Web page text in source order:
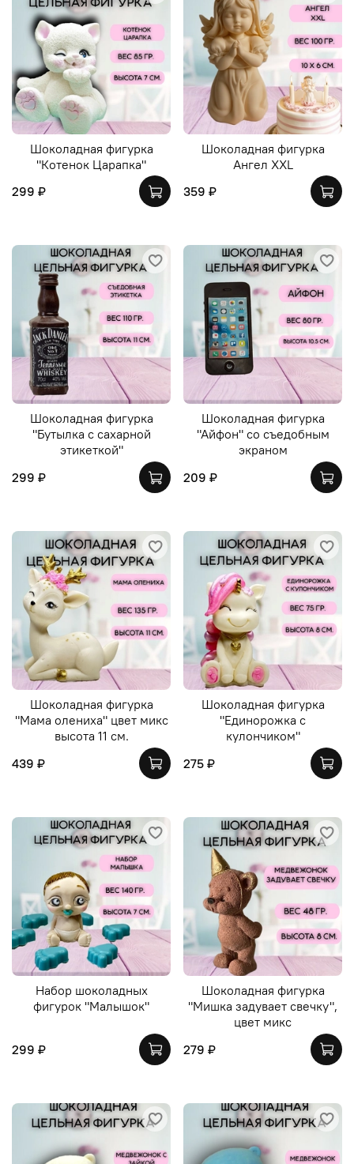
Шоколадная фигурка
"Котенок Царапка"
299 ₽
Шоколадная фигурка
Ангел XXL
359 ₽
Шоколадная фигурка
"Бутылка с сахарной
этикеткой"
299 ₽
Шоколадная фигурка
"Айфон" со съедобным
экраном
209 ₽
Шоколадная фигурка
"Мама олениха" цвет микс
высота 11 см.
439 ₽
Шоколадная фигурка
"Единорожка с
кулончиком"
275 ₽
Набор шоколадных
фигурок "Малышок"
299 ₽
Шоколадная фигурка
"Мишка задувает свечку",
цвет микс
279 ₽